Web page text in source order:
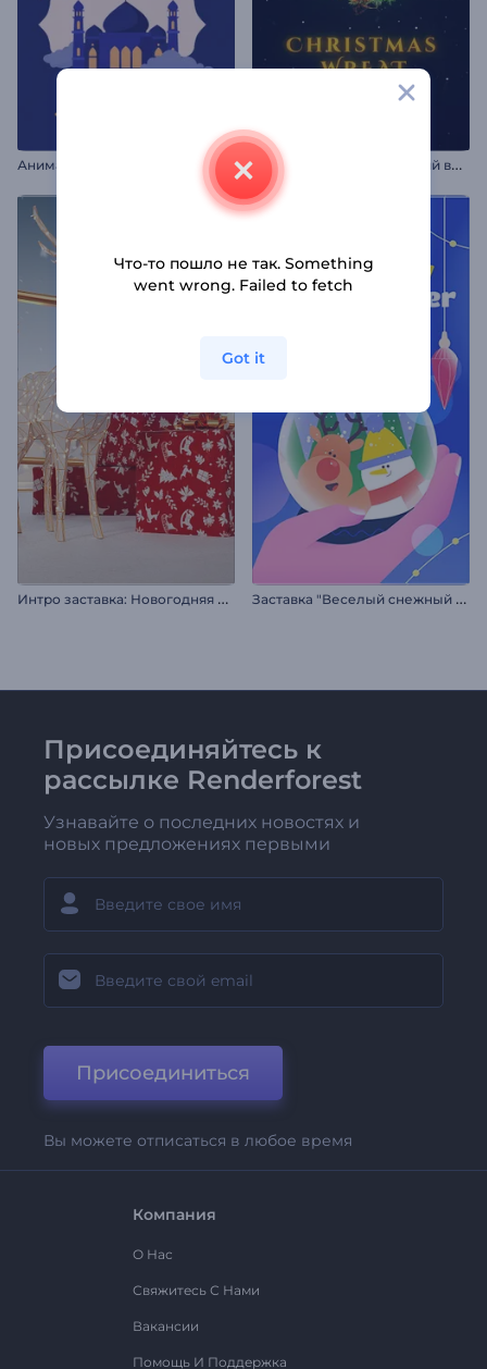
Анимации к Мавлиду З
аставка "Рождественский венок"
И
нтро заставка: Новогодняя атмосфера З
аставка "Веселый снежный шар"
Присоединяйтесь к
рассылке Renderforest
Узнавайте о последних новостях и
новых предложениях первыми
Присоединиться
Вы можете отписаться в любое время
Компания
О Нас
Свяжитесь С Нами
Вакансии
Помощь И Поддержка
Что-то пошло не так. Something
went wrong. Failed to fetch
Got it